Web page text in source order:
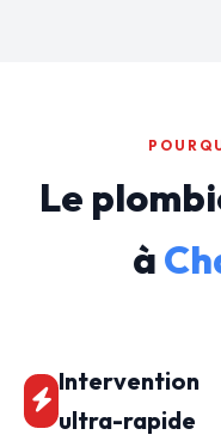
Le
à
Intervention
ultra-rapide